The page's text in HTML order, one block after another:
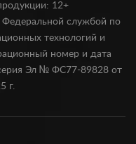
12+
Федеральной службой по
технологий и
номер и дата
Эл № ФС77-89828 от
г.